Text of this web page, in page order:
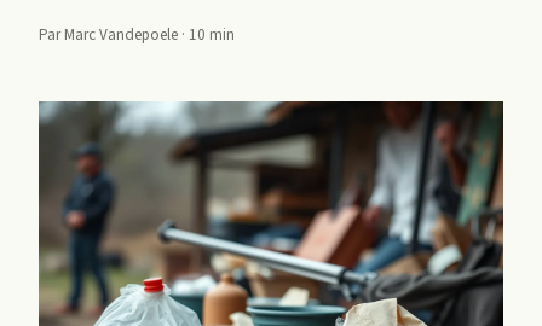
Par Marc Vandepoele · 10 min